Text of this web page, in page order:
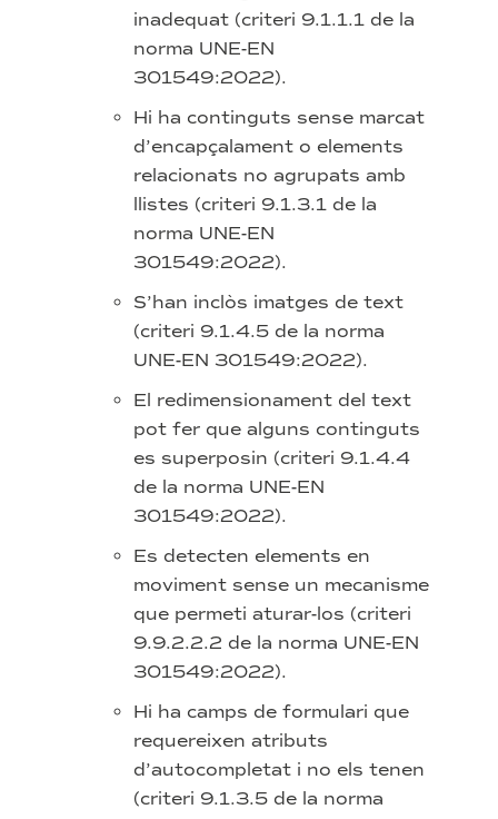
inadequat (criteri 9.1.1.1 de la
norma UNE-EN
301549:2022).
Hi ha continguts sense marcat
d’encapçalament o elements
relacionats no agrupats amb
llistes (criteri 9.1.3.1 de la
norma UNE-EN
301549:2022).
S’han inclòs imatges de text
(criteri 9.1.4.5 de la norma
UNE-EN 301549:2022).
El redimensionament del text
pot fer que alguns continguts
es superposin (criteri 9.1.4.4
de la norma UNE-EN
301549:2022).
Es detecten elements en
moviment sense un mecanisme
que permeti aturar-los (criteri
9.9.2.2.2 de la norma UNE-EN
301549:2022).
Hi ha camps de formulari que
requereixen atributs
d’autocompletat i no els tenen
(criteri 9.1.3.5 de la norma